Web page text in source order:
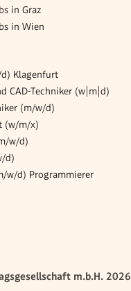
in Graz
in Wien
Klagenfurt
CAD-Techniker (w|m|d)
(m/w/d)
(w/m/x)
w/d)
d)
w/d) Programmierer
m.b.H. 2026